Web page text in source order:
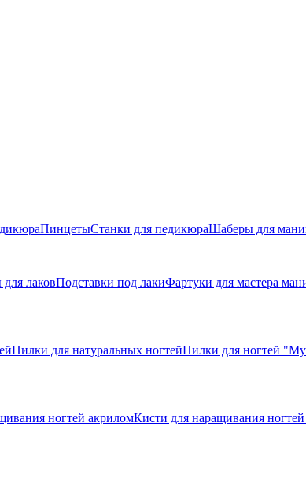
ПинцетыСтанки для педикюраШаберы для
лаковПодставки под лакиФартуки для мастера
Пилки для натуральных ногтейПилки для ногтей
ногтей акриломКисти для наращивания ногтей